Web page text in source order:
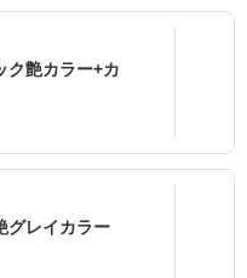
艶カラー+カ
レイカラー